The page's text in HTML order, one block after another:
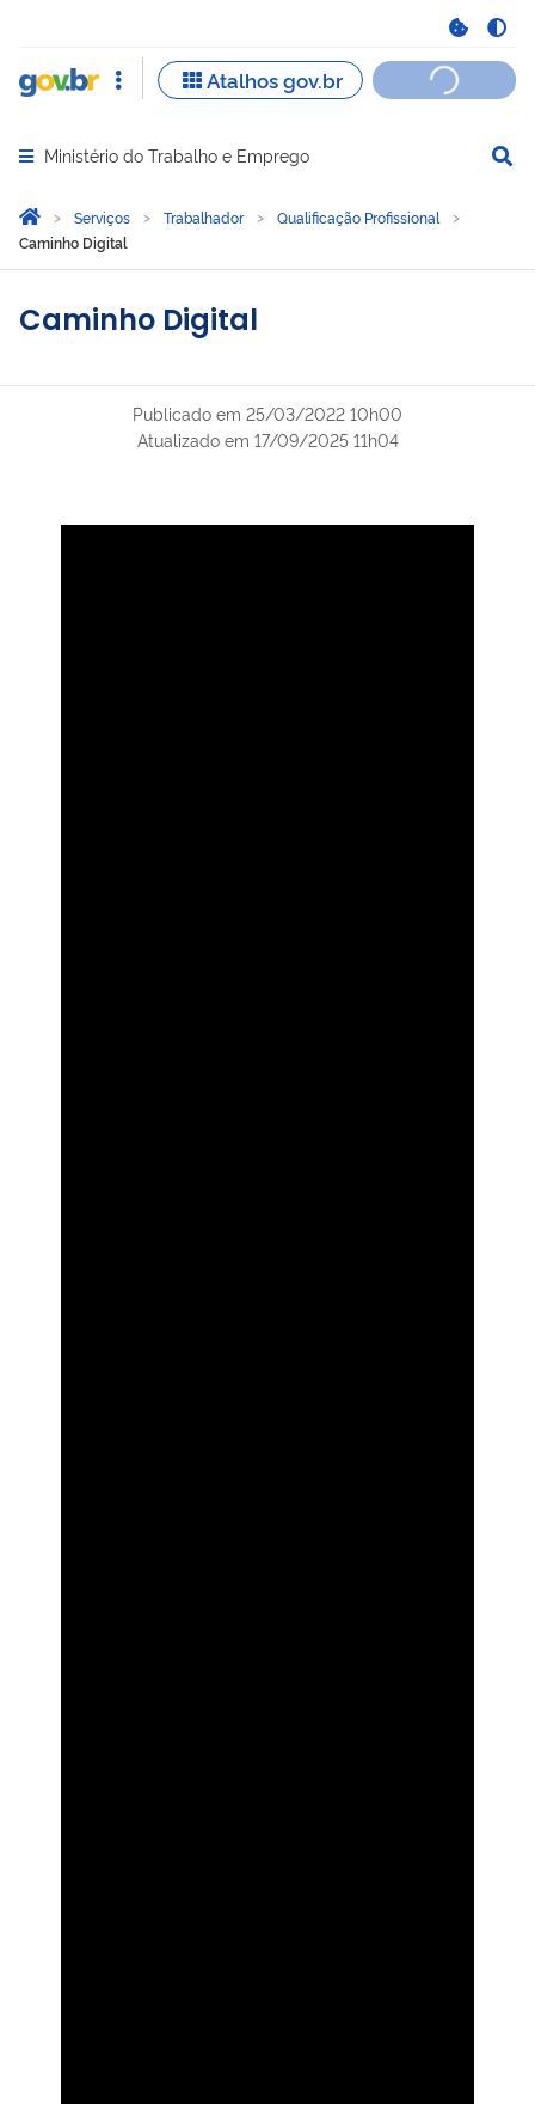
Abrir menu principal de navegação
Ministério do Trabalho e Emprego
Você está aqui:
Página Inicial
Serviços Trabalhador
Qualificação Profissional
Caminho Digital
Caminho Digital
Publicado em 25/03/2022 10h00
Atualizado em 17/09/2025 11h04